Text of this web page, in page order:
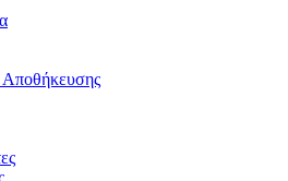
Αποθήκευσης